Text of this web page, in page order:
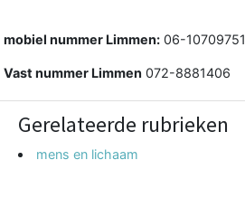
mobiel nummer Limmen: 06-10709751
Vast nummer Limmen 072-8881406
Gerelateerde rubrieken
mens en lichaam